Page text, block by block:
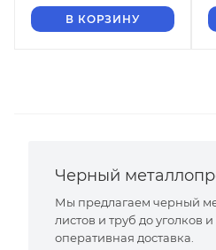
В КОРЗИНУ
Черный
Мы предлагаем черный
листов и труб до уголков
оперативная доставка.